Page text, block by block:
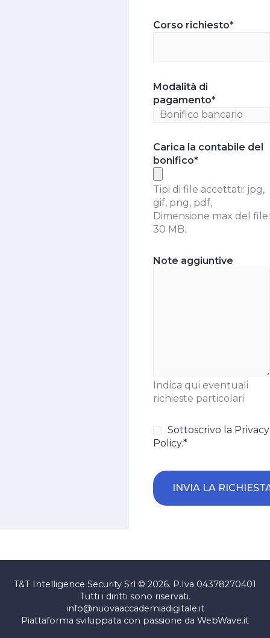
Corso richiesto*
Modalità di
pagamento*
Carica la contabile del
bonifico*
Tipi di file accettati: jpg,
gif, png, pdf,
Dimensione max del file:
30 MB.
Note aggiuntive
Indica qui eventuali
richieste particolari
Consenso*
Sottoscrivo la Privacy
Policy.*
T&T Intelligence Security Srl © 2026. P.Iva 04378270401
Tutti i diritti sono riservati.
info@nuovaaccademiadigitale.it
Piattaforma sviluppata con passione da WebWave.it